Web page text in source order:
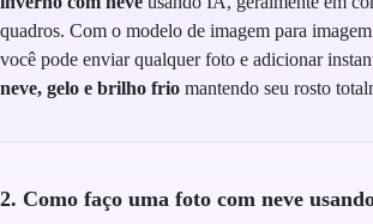
quadros. Com o modelo de imagem para
você pode enviar qualquer foto e adicionar
neve, gelo e brilho frio mantendo seu rosto
2. Como faço uma foto com neve